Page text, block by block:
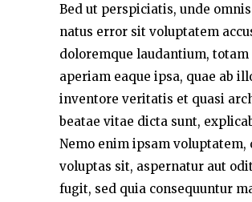
Bed ut perspiciatis, unde
natus error sit voluptatem
doloremque laudantium, totam
aperiam eaque ipsa, quae ab
inventore veritatis et quasi
beatae vitae dicta sunt,
Nemo enim ipsam voluptatem,
voluptas sit, aspernatur aut
fugit, sed quia consequuntur